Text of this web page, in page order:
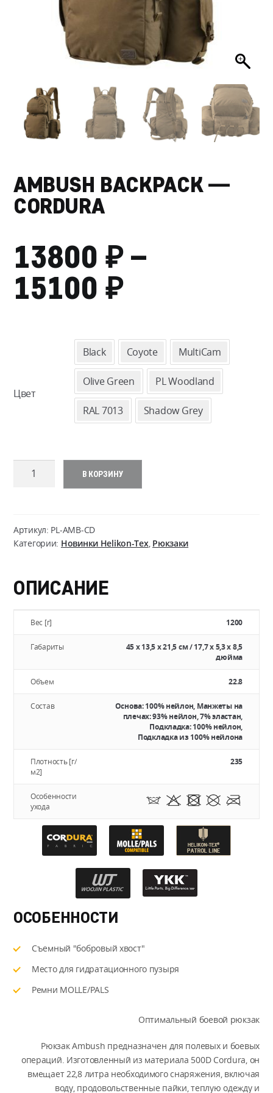
AMBUSH BACKPACK —
CORDURA
13800₽ –
15100₽
13800 ₽
–
15100 ₽
Цвет
Black Coyote MultiCam
Olive Green PL Woodland
RAL 7013 Shadow Grey
Количество
-
Cordura
В КОРЗИНУ
Артикул: PL-AMB-CD
Категории: Новинки Helikon-Tex, Рюкзаки
ОПИСАНИЕ
Вес [г] 1200
Габариты
45 x 13,5 x 21,5 см / 17,7 x 5,3 x 8,5
дюйма
Объем 22.8
Состав
Основа: 100% нейлон, Манжеты на
плечах: 93% нейлон, 7% эластан,
Подкладка: 100% нейлон,
Подкладка из 100% нейлона
Плотность [г/
м2]
235
Особенности
ухода
ОСОБЕННОСТИ
Съемный "бобровый хвост"
Место для гидратационного пузыря
Ремни MOLLE/PALS
Оптимальный боевой рюкзак
Рюкзак Ambush предназначен для полевых и боевых
операций. Изготовленный из материала 500D Cordura, он
вмещает 22,8 литра необходимого снаряжения, включая
воду, продовольственные пайки, теплую одежду и